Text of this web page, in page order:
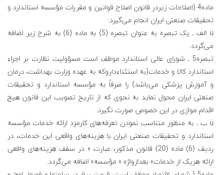
ماده4 (اصلاحات زیردر قانون اصلاح قوانین و مقررات مؤسسه استاندارد و
تحقیقات صنعتی ایران انجام می‌گیرد:
ü الف ـ یک تبصره به عنوان تبصره (5) به ماده (6) به شرح زیر اضافه
می‌گردد:
تبصره5 ـ شورای عالی استاندارد موظف است مسؤولیت نظارت بر اجراء
استاندارد کالا و خدمات(به استثناءداروکه به عهده وزارت بهداشت، درمان
و آموزش پزشکی می‌باشد) را صرفاً به مؤسسه استاندارد و تحقیقات
صنعتی ایران محول نماید به نحوی که از تاریخ تصویب این قانون هیچ
اقدام موازی در این خصوص صورت نگیرد.
ü ب ـ به منظور متناسب نمودن تعرفه‌های کارمزد ارائه خدمات مؤسسه
استاندارد و تحقیقات صنعتی ایران با هزینه‌های واقعی این خدمات، در
ردیف (6) ماده (20) قانون مذکور، عبارت « در سقف هزینه‌های واقعی
ارائه هریک از خدمات» بعدازواژه « مؤسسه» اضافه می‌گردد.